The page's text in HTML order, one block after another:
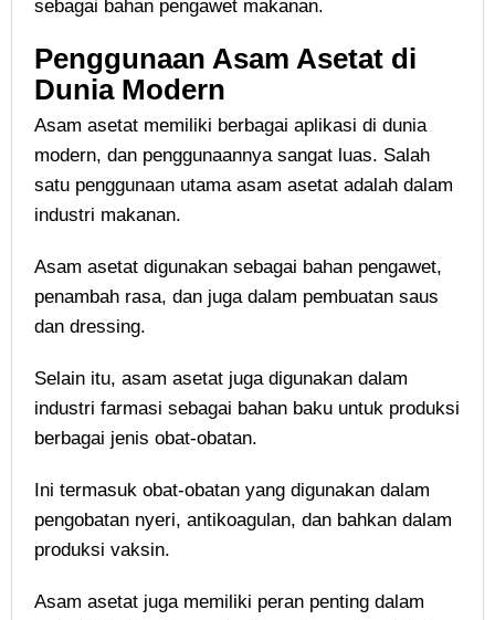
sebagai bahan pengawet makanan.
Penggunaan Asam Asetat di
Dunia Modern
Asam asetat memiliki berbagai aplikasi di dunia
modern, dan penggunaannya sangat luas. Salah
satu penggunaan utama asam asetat adalah dalam
industri makanan.
Asam asetat digunakan sebagai bahan pengawet,
penambah rasa, dan juga dalam pembuatan saus
dan dressing.
Selain itu, asam asetat juga digunakan dalam
industri farmasi sebagai bahan baku untuk produksi
berbagai jenis obat-obatan.
Ini termasuk obat-obatan yang digunakan dalam
pengobatan nyeri, antikoagulan, dan bahkan dalam
produksi vaksin.
Asam asetat juga memiliki peran penting dalam